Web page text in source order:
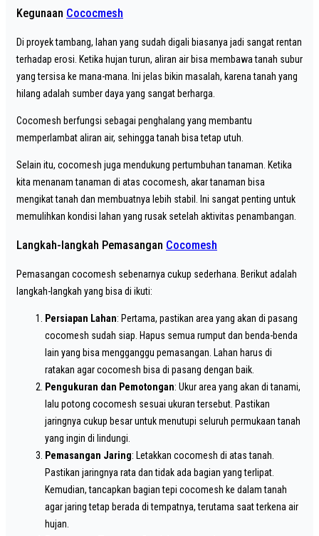
Kegunaan Cococmesh
Di proyek tambang, lahan yang sudah digali biasanya jadi sangat rentan
terhadap erosi. Ketika hujan turun, aliran air bisa membawa tanah subur
yang tersisa ke mana-mana. Ini jelas bikin masalah, karena tanah yang
hilang adalah sumber daya yang sangat berharga.
Cocomesh berfungsi sebagai penghalang yang membantu
memperlambat aliran air, sehingga tanah bisa tetap utuh.
Selain itu, cocomesh juga mendukung pertumbuhan tanaman. Ketika
kita menanam tanaman di atas cocomesh, akar tanaman bisa
mengikat tanah dan membuatnya lebih stabil. Ini sangat penting untuk
memulihkan kondisi lahan yang rusak setelah aktivitas penambangan.
Langkah-langkah Pemasangan Cocomesh
Pemasangan cocomesh sebenarnya cukup sederhana. Berikut adalah
langkah-langkah yang bisa di ikuti:
Persiapan Lahan: Pertama, pastikan area yang akan di pasang
cocomesh sudah siap. Hapus semua rumput dan benda-benda
lain yang bisa mengganggu pemasangan. Lahan harus di
ratakan agar cocomesh bisa di pasang dengan baik.
Pengukuran dan Pemotongan: Ukur area yang akan di tanami,
lalu potong cocomesh sesuai ukuran tersebut. Pastikan
jaringnya cukup besar untuk menutupi seluruh permukaan tanah
yang ingin di lindungi.
Pemasangan Jaring: Letakkan cocomesh di atas tanah.
Pastikan jaringnya rata dan tidak ada bagian yang terlipat.
Kemudian, tancapkan bagian tepi cocomesh ke dalam tanah
agar jaring tetap berada di tempatnya, terutama saat terkena air
hujan.